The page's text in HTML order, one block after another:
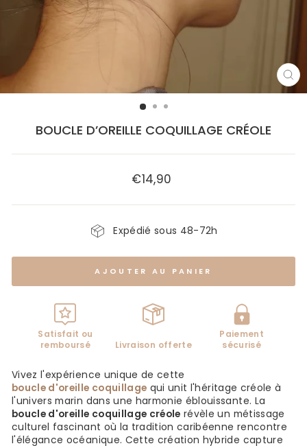
BOUCLE D’OREILLE COQUILLAGE CRÉOLE
Prix
€14,90
Expédié sous 48-72h
AJOUTER AU PANIER
Satisfait ou
remboursé
Livraison offerte
Paiement
sécurisé
Vivez l'expérience unique de cette
boucle d'oreille coquillage qui unit l'héritage créole à
l'univers marin dans une harmonie éblouissante. La
boucle d'oreille coquillage créole révèle un métissage
culturel fascinant où la tradition caribéenne rencontre
l'élégance océanique. Cette création hybride capture